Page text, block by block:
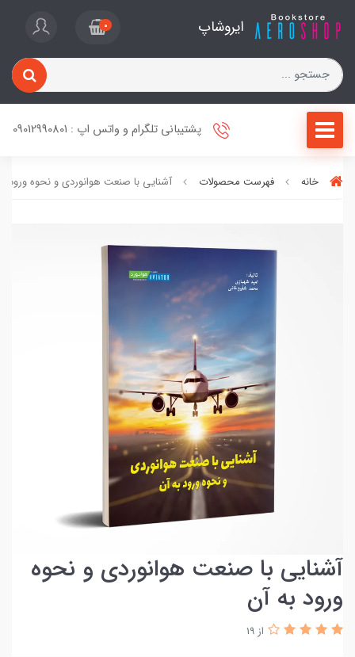
ایروشاپ 0
پشتیبانی تلگرام و واتس اپ : 09012990801
خانه فهرست محصولات آشنایی با صنعت هوانوردی و نحوه ورود
آشنایی با صنعت هوانوردی و نحوه
ورود به آن
از 19